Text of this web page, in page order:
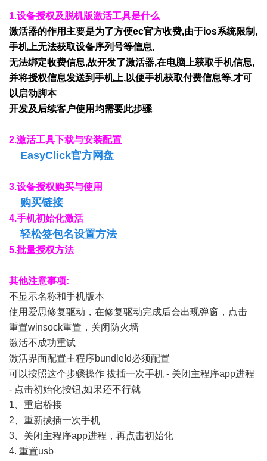
1.设备授权及脱机版激活工具是什么
激活器的作用主要是为了方便ec官方收费,由于ios系统限制,
手机上无法获取设备序列号等信息,
无法绑定收费信息,故开发了激活器,在电脑上获取手机信息,
并将授权信息发送到手机上,以便手机获取付费信息等,才可
以启动脚本
开发及后续客户使用均需要此步骤
2.激活工具下载与安装配置
EasyClick官方网盘
3.设备授权购买与使用
购买链接
4.手机初始化激活
轻松签包名设置方法
5.批量授权方法
其他注意事项:
不显示名称和手机版本
使用爱思修复驱动，在修复驱动完成后会出现弹窗，点击
重置winsock重置，关闭防火墙
激活不成功重试
激活界面配置主程序bundleId必须配置
可以按照这个步骤操作 拔插一次手机 - 关闭主程序app进程
- 点击初始化按钮,如果还不行就
1、重启桥接
2、重新拔插一次手机
3、关闭主程序app进程，再点击初始化
4. 重置usb